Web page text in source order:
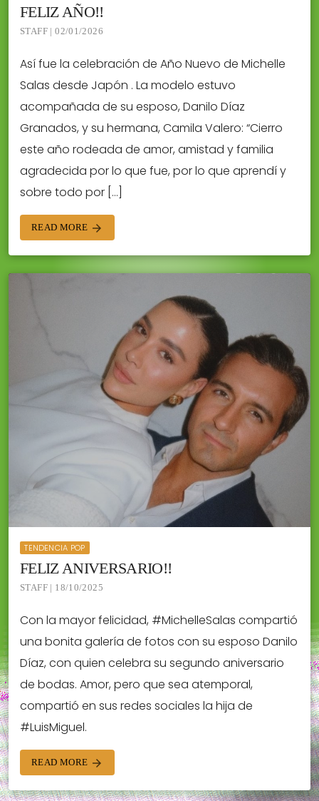
FELIZ AÑO!!
STAFF | 02/01/2026
Así fue la celebración de Año Nuevo de Michelle
Salas desde Japón . La modelo estuvo
acompañada de su esposo, Danilo Díaz
Granados, y su hermana, Camila Valero: “Cierro
este año rodeada de amor, amistad y familia
agradecida por lo que fue, por lo que aprendí y
sobre todo por […]
READ MORE arrow_forward
TENDENCIA POP
FELIZ ANIVERSARIO!!
STAFF | 18/10/2025
Con la mayor felicidad, #MichelleSalas compartió
una bonita galería de fotos con su esposo Danilo
Díaz, con quien celebra su segundo aniversario
de bodas. Amor, pero que sea atemporal,
compartió en sus redes sociales la hija de
#LuisMiguel.
READ MORE arrow_forward